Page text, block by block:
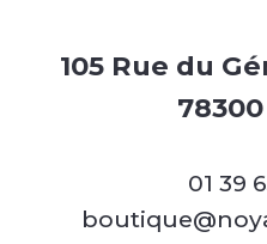
105 Rue du
01 39